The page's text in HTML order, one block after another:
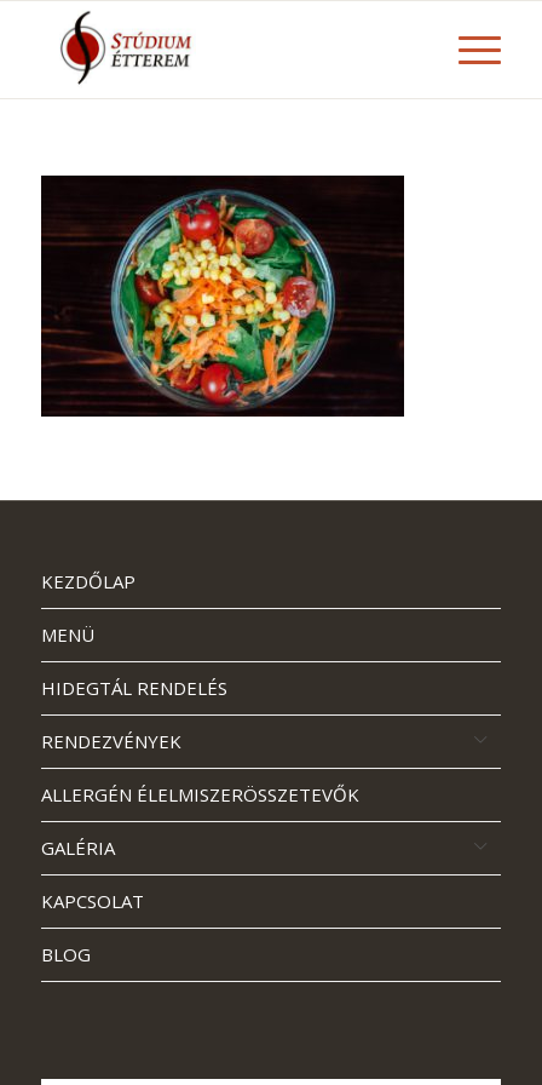
KEZDŐLAP
MENÜ
HIDEGTÁL RENDELÉS
RENDEZVÉNYEK
ALLERGÉN ÉLELMISZERÖSSZETEVŐK
GALÉRIA
KAPCSOLAT
BLOG